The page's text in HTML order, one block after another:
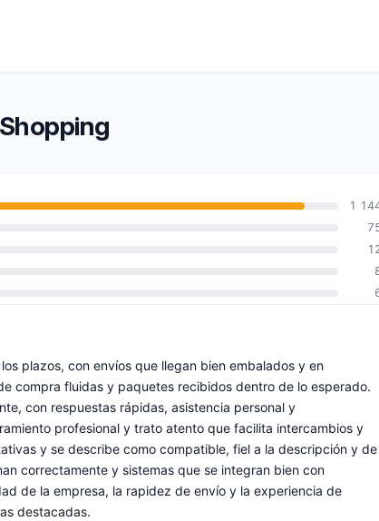
1
plazos, con envíos que llegan bien embalados y en
compra fluidas y paquetes recibidos dentro de lo esperado.
con respuestas rápidas, asistencia personal y
profesional y trato atento que facilita intercambios y
y se describe como compatible, fiel a la descripción y de
correctamente y sistemas que se integran bien con
de la empresa, la rapidez de envío y la experiencia de
destacadas.